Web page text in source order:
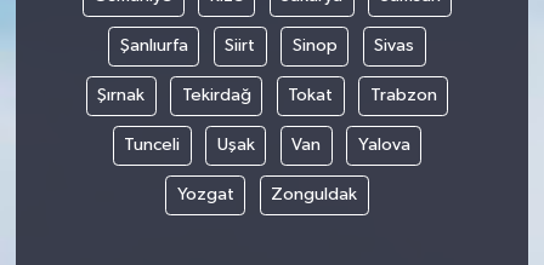
Şanlıurfa Siirt Sinop Sivas
Şırnak Tekirdağ Tokat Trabzon
Tunceli Uşak Van Yalova
Yozgat Zonguldak